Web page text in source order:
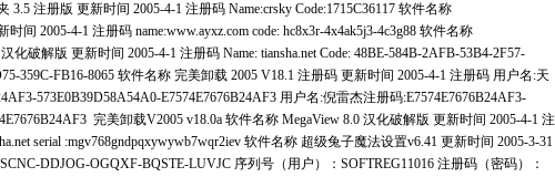
3.5 注册版 更新时间 2005-4-1 注册码 Name:crsky Code:1715C36117 软件名称
间 2005-4-1 注册码 name:www.ayxz.com code: hc8x3r-4x4ak5j3-4c3g88 软件名称
化破解版 更新时间 2005-4-1 注册码 Name: tiansha.net Code: 48BE-584B-2AFB-53B4-2F57-
359C-FB16-8065 软件名称 完美卸载 2005 V18.1 注册码 更新时间 2005-4-1 注册码 用户名:天
573E0B39D58A54A0-E7574E7676B24AF3 用户名:倪雷杰注册码:E7574E7676B24AF3-
完美卸载V2005 v18.0a 软件名称 MegaView 8.0 汉化破解版 更新时间 2005-4-1 注
serial :mgv768gndpqxywywb7wqr2iev 软件名称 超级兔子魔法设置v6.41 更新时间 2005-3-31
DDJOG-OGQXF-BQSTE-LUVJC 序列号（用户）：SOFTREG11016 注册码（密码）：